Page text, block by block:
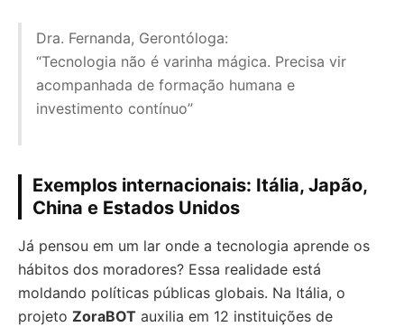
Dra. Fernanda, Gerontóloga:
“Tecnologia não é varinha mágica. Precisa vir
acompanhada de formação humana e
investimento contínuo”
Exemplos internacionais: Itália, Japão,
China e Estados Unidos
Já pensou em um lar onde a tecnologia aprende os
hábitos dos moradores? Essa realidade está
moldando políticas públicas globais. Na Itália, o
projeto ZoraBOT auxilia em 12 instituições de